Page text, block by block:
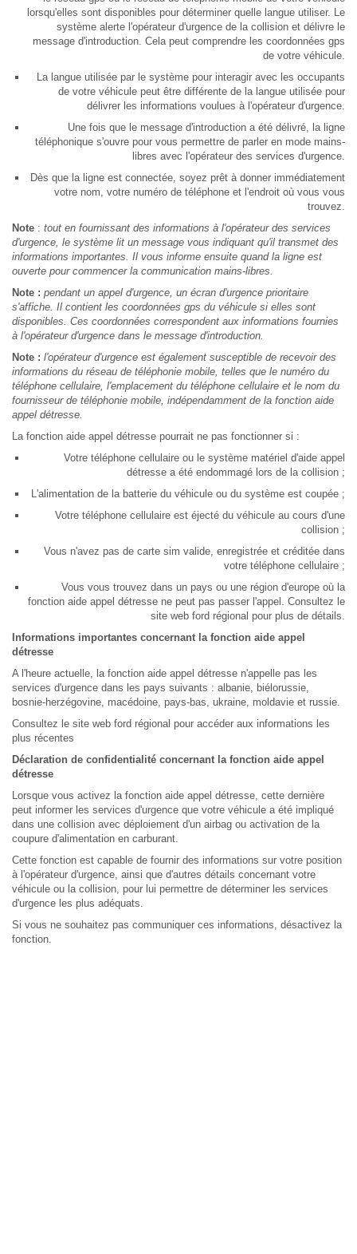
lorsqu'elles sont disponibles pour déterminer quelle langue utiliser. Le
système alerte l'opérateur d'urgence de la collision et délivre le
message d'introduction. Cela peut comprendre les coordonnées gps
de votre véhicule.
La langue utilisée par le système pour interagir avec les occupants
de votre véhicule peut être différente de la langue utilisée pour
délivrer les informations voulues à l'opérateur d'urgence.
Une fois que le message d'introduction a été délivré, la ligne
téléphonique s'ouvre pour vous permettre de parler en mode mains-
libres avec l'opérateur des services d'urgence.
Dès que la ligne est connectée, soyez prêt à donner immédiatement
votre nom, votre numéro de téléphone et l'endroit où vous vous
trouvez.
Note : tout en fournissant des informations à l'opérateur des services
d'urgence, le système lit un message vous indiquant qu'il transmet des
informations importantes. Il vous informe ensuite quand la ligne est
ouverte pour commencer la communication mains-libres.
Note : pendant un appel d'urgence, un écran d'urgence prioritaire
s'affiche. Il contient les coordonnées gps du véhicule si elles sont
disponibles. Ces coordonnées correspondent aux informations fournies
à l'opérateur d'urgence dans le message d'introduction.
Note : l'opérateur d'urgence est également susceptible de recevoir des
informations du réseau de téléphonie mobile, telles que le numéro du
téléphone cellulaire, l'emplacement du téléphone cellulaire et le nom du
fournisseur de téléphonie mobile, indépendamment de la fonction aide
appel détresse.
La fonction aide appel détresse pourrait ne pas fonctionner si :
Votre téléphone cellulaire ou le système matériel d'aide appel
détresse a été endommagé lors de la collision ;
L'alimentation de la batterie du véhicule ou du système est coupée ;
Votre téléphone cellulaire est éjecté du véhicule au cours d'une
collision ;
Vous n'avez pas de carte sim valide, enregistrée et créditée dans
votre téléphone cellulaire ;
Vous vous trouvez dans un pays ou une région d'europe où la
fonction aide appel détresse ne peut pas passer l'appel. Consultez le
site web ford régional pour plus de détails.
Informations importantes concernant la fonction aide appel
détresse
A l'heure actuelle, la fonction aide appel détresse n'appelle pas les
services d'urgence dans les pays suivants : albanie, biélorussie,
bosnie-herzégovine, macédoine, pays-bas, ukraine, moldavie et russie.
Consultez le site web ford régional pour accéder aux informations les
plus récentes
Déclaration de confidentialité concernant la fonction aide appel
détresse
Lorsque vous activez la fonction aide appel détresse, cette dernière
peut informer les services d'urgence que votre véhicule a été impliqué
dans une collision avec déploiement d'un airbag ou activation de la
coupure d'alimentation en carburant.
Cette fonction est capable de fournir des informations sur votre position
à l'opérateur d'urgence, ainsi que d'autres détails concernant votre
véhicule ou la collision, pour lui permettre de déterminer les services
d'urgence les plus adéquats.
Si vous ne souhaitez pas communiquer ces informations, désactivez la
fonction.